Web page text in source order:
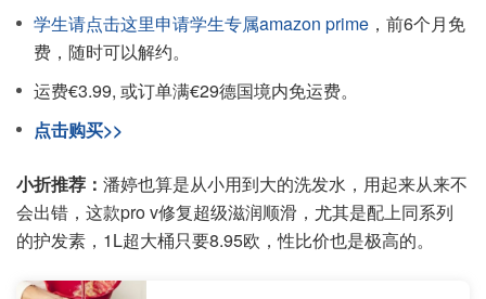
学生请点击这里申请学生专属amazon prime ，前6个月免
费，随时可以解约。
运费€3.99, 或订单满€29德国境内免运费。
点击购买>>
小折推荐： 潘婷也算是从小用到大的洗发水，用起来从来不
会出错，这款pro v修复超级滋润顺滑，尤其是配上同系列
的护发素，1L超大桶只要8.95欧，性比价也是极高的。